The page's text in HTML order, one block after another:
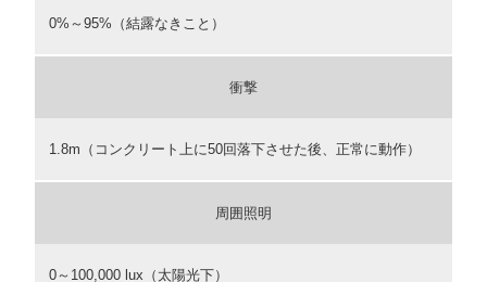
0%～95%（結露なきこと）
衝撃
1.8m（コンクリート上に50回落下させた後、正常に動作）
周囲照明
0～100,000 lux（太陽光下）